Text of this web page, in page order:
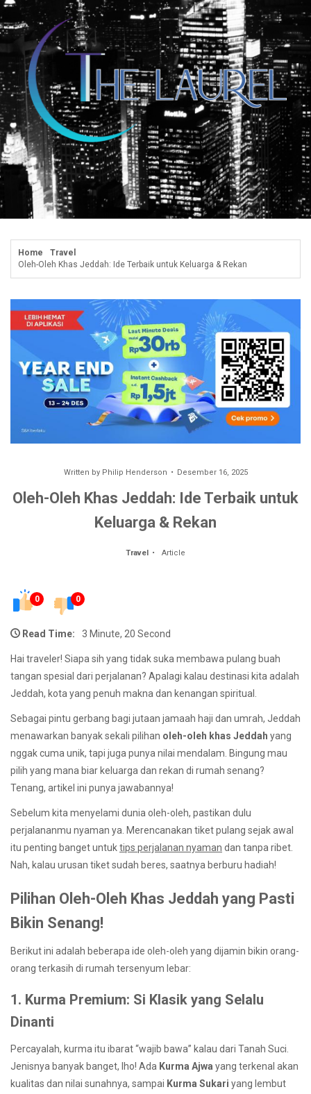
Skip
to
content
Home
Travel
Oleh-Oleh Khas Jeddah: Ide Terbaik untuk Keluarga & Rekan
Written by Philip Henderson Desember 16, 2025
Oleh-Oleh Khas Jeddah: Ide Terbaik untuk
Keluarga & Rekan
Travel Article
0 0
Read Time: 3 Minute, 20 Second
Hai traveler! Siapa sih yang tidak suka membawa pulang buah
tangan spesial dari perjalanan? Apalagi kalau destinasi kita adalah
Jeddah, kota yang penuh makna dan kenangan spiritual.
Sebagai pintu gerbang bagi jutaan jamaah haji dan umrah, Jeddah
menawarkan banyak sekali pilihan oleh-oleh khas Jeddah yang
nggak cuma unik, tapi juga punya nilai mendalam. Bingung mau
pilih yang mana biar keluarga dan rekan di rumah senang?
Tenang, artikel ini punya jawabannya!
Sebelum kita menyelami dunia oleh-oleh, pastikan dulu
perjalananmu nyaman ya. Merencanakan tiket pulang sejak awal
itu penting banget untuktips perjalanan nyaman dan tanpa ribet.
Nah, kalau urusan tiket sudah beres, saatnya berburu hadiah!
Pilihan Oleh-Oleh Khas Jeddah yang Pasti
Bikin Senang!
Berikut ini adalah beberapa ide oleh-oleh yang dijamin bikin orang-
orang terkasih di rumah tersenyum lebar:
1. Kurma Premium: Si Klasik yang Selalu
Dinanti
Percayalah, kurma itu ibarat “wajib bawa” kalau dari Tanah Suci.
Jenisnya banyak banget, lho! Ada Kurma Ajwa yang terkenal akan
kualitas dan nilai sunahnya, sampai Kurma Sukari yang lembut